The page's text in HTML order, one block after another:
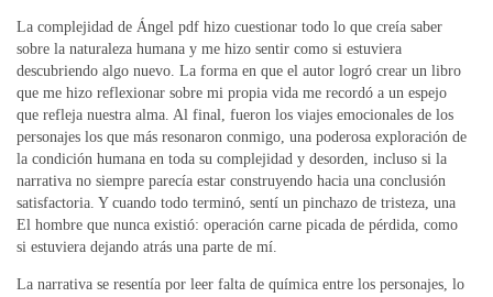
La complejidad de Ángel pdf hizo cuestionar todo lo que creía saber
sobre la naturaleza humana y me hizo sentir como si estuviera
descubriendo algo nuevo. La forma en que el autor logró crear un libro
que me hizo reflexionar sobre mi propia vida me recordó a un espejo
que refleja nuestra alma. Al final, fueron los viajes emocionales de los
personajes los que más resonaron conmigo, una poderosa exploración de
la condición humana en toda su complejidad y desorden, incluso si la
narrativa no siempre parecía estar construyendo hacia una conclusión
satisfactoria. Y cuando todo terminó, sentí un pinchazo de tristeza, una
El hombre que nunca existió: operación carne picada de pérdida, como
si estuviera dejando atrás una parte de mí.
La narrativa se resentía por leer falta de química entre los personajes, lo